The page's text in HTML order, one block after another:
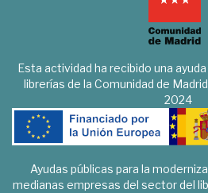
Esta actividad ha recibido una
librerías de la Comunidad de
2024
Ayudas públicas para la
medianas empresas del sector del